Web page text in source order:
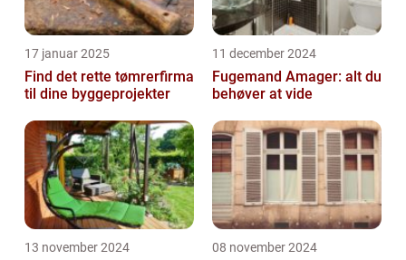
17 januar 2025
Find det rette tømrerfirma
til dine byggeprojekter
11 december 2024
Fugemand Amager: alt du
behøver at vide
13 november 2024 08 november 2024